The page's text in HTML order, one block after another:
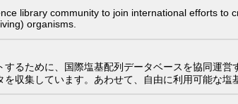
library community to join international efforts
organisms.
するために、国際塩基配列データベースを協同運
収集しています。あわせて、自由に利用可能な